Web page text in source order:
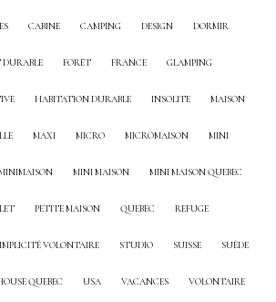
CABINE CAMPING DESIGN DORMIR
DURABLE FORÊT FRANCE GLAMPING
HABITATION DURABLE INSOLITE MAISON
MAXI MICRO MICROMAISON MINI
MINI MAISON MINI MAISON QUEBEC
PETITE MAISON QUEBEC REFUGE
VOLONTAIRE STUDIO SUISSE SUÈDE
QUEBEC USA VACANCES VOLONTAIRE